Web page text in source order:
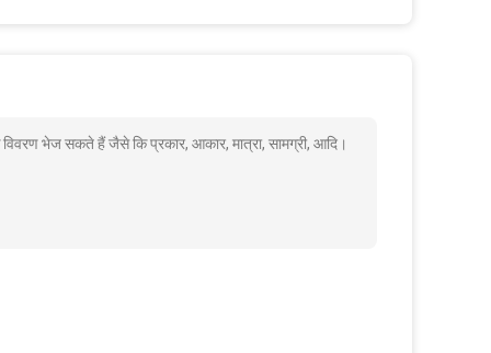
भेज सकते हैं जैसे कि प्रकार, आकार, मात्रा, सामग्री, आदि।